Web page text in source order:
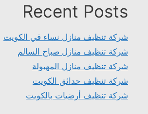
Recent Posts
شركة تنظيف منازل نساء في الكويت
شركة تنظيف منازل صباح السالم
شركة تنظيف منازل المهبولة
شركة تنظيف حدائق الكويت
شركة تنظيف أرضيات بالكويت